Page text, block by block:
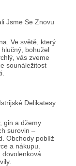
Jsme Se Znovu
Ve světě, který
bohužel
vás zveme
sounáležitost
Delikatesy
gin a džemy
surovin –
Obchody poblíž
a nákupu.
dovolenková